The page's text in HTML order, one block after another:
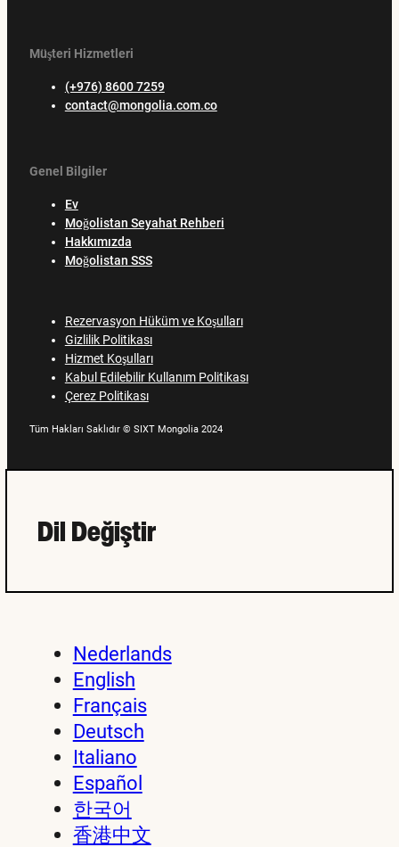
Müşteri Hizmetleri
(+976) 8600 7259
contact@mongolia.com.co
Genel Bilgiler
Ev
Moğolistan Seyahat Rehberi
Hakkımızda
Moğolistan SSS
Rezervasyon Hüküm ve Koşulları
Gizlilik Politikası
Hizmet Koşulları
Kabul Edilebilir Kullanım Politikası
Çerez Politikası
Tüm Hakları Saklıdır © SIXT Mongolia 2024
Dil Değiştir
Nederlands
English
Français
Deutsch
Italiano
Español
한국어
香港中文